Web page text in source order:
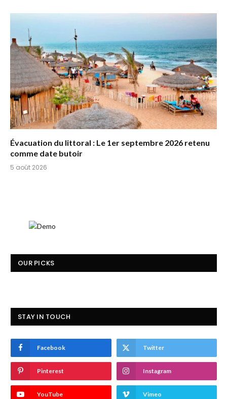
Évacuation du littoral : Le 1er septembre 2026 retenu
comme date butoir
5 août 2026
OUR PICKS
STAY IN TOUCH
Facebook Twitter
Pinterest Instagram
YouTube Vimeo